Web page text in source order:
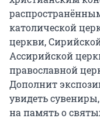
католической
церкви,
Ассирийской
православной
Дополнит
увидеть
на память о